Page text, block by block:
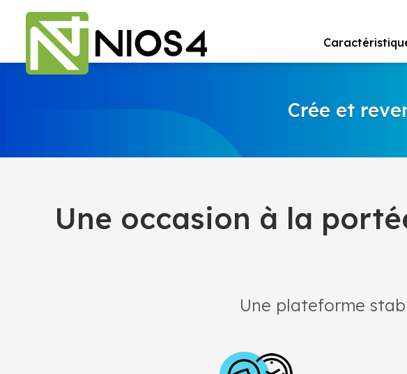
Crée et
Une occasion à la
Une plateforme